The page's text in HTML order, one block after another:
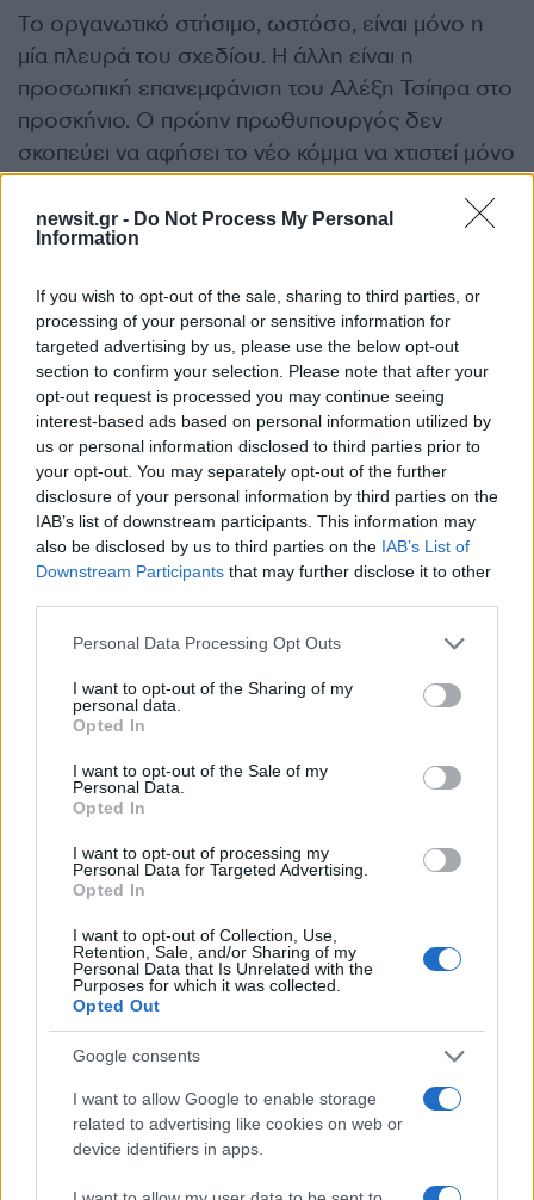
newsit.gr - Do Not Process My Personal
Information
If you wish to opt-out of the sale, sharing to third parties, or
processing of your personal or sensitive information for
targeted advertising by us, please use the below opt-out
section to confirm your selection. Please note that after your
opt-out request is processed you may continue seeing
interest-based ads based on personal information utilized by
us or personal information disclosed to third parties prior to
your opt-out. You may separately opt-out of the further
disclosure of your personal information by third parties on the
IAB’s list of downstream participants. This information may
also be disclosed by us to third parties on the IAB’s List of
Downstream Participants that may further disclose it to other
Please note that this website/app uses one or more Google
not limited to your visit or usage behaviour. You may click to
grant or deny consent to Google and its third-party tags to
use your data for below specified purposes in below Google
consent section.
Personal Data Processing Opt Outs
I want to opt-out of the Sharing of my
personal data.
Opted In
I want to opt-out of the Sale of my
Personal Data.
Opted In
I want to opt-out of processing my
Personal Data for Targeted Advertising.
Opted In
I want to opt-out of Collection, Use,
Retention, Sale, and/or Sharing of my
Personal Data that Is Unrelated with the
Purposes for which it was collected.
Opted Out
Google consents
I want to allow Google to enable storage
related to advertising like cookies on web or
device identifiers in apps.
Το οργανωτικό στήσιμο, ωστόσο, είναι μόνο η
μία πλευρά του σχεδίου. Η άλλη είναι η
προσωπική επανεμφάνιση του Αλέξη Τσίπρα στο
προσκήνιο. Ο πρώην πρωθυπουργός δεν
σκοπεύει να αφήσει το νέο κόμμα να χτιστεί μόνο
μέσα από επιτροπές και ανακοινώσεις.
Μετά τη χθεσινή (12.06.2026) εμφάνισή του
στο 7ο συνέδριο του Οικονομικού Ταχυδρόμου
σχεδιάζει περιοδείες και επαφή με λαϊκές
γειτονιές, εκεί όπου το 2023 ο ΣΥΡΙΖΑ υπέστη
βαριές απώλειες. Την ερχόμενη Δευτέρα
(15.06.2026) αναμένεται να μιλήσει στη Νίκαια,
ενώ στην Αμαλίας προετοιμάζεται και η τρίτη
διεθνής διάσκεψη του Ινστιτούτου Αλέξη Τσίπρα,
που θα πραγματοποιηθεί στη Λευκωσία στις 17
Ιουνίου 2026.
ΔΙΑΦΗΜΙΣΗ
Αν τα χάσατε